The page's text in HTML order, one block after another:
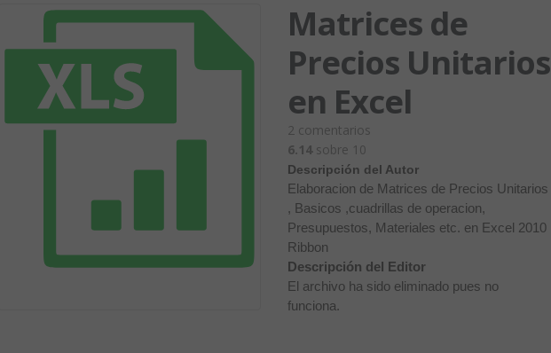
Matrices de
Precios Unitarios
en Excel
2 comentarios
6.14 sobre 10
Descripción del Autor
Elaboracion de Matrices de Precios Unitarios
, Basicos ,cuadrillas de operacion,
Presupuestos, Materiales etc. en Excel 2010
Ribbon
Descripción del Editor
El archivo ha sido eliminado pues no
funciona.